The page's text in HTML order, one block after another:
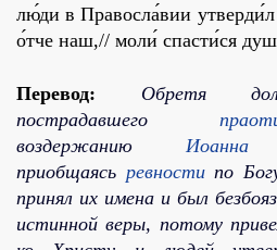
лю́ди в Правосла́вии
о́тче наш,// моли́ спасти́ся
Перевод:
Обретя
пострадавшего
воздержанию
Иоанна
приобщаясь ревности по
принял их имена и был
истинной веры, потому